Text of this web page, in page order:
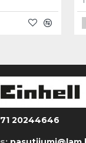
20244646